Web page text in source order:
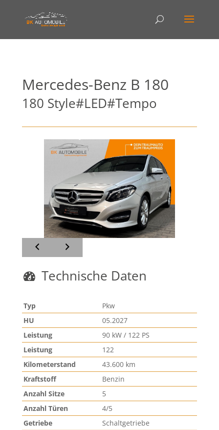
Mercedes-Benz B 180
180 Style#LED#Tempo
Technische Daten
Typ
Pkw
HU
05.2027
Leistung
90 kW / 122 PS
Leistung
122
Kilometerstand
43.600 km
Kraftstoff
Benzin
Anzahl Sitze
5
Anzahl Türen
4/5
Getriebe
Schaltgetriebe